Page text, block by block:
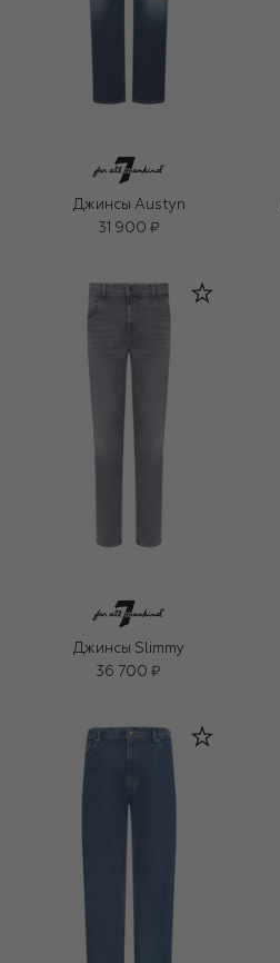
Джинсы Austyn
31 900 ₽
Джинсы Slimmy
36 700 ₽